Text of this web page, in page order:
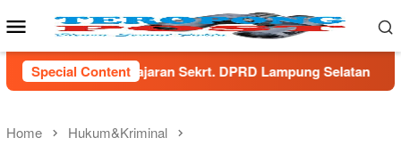
to
Mobile
Menu
Special Content
DPRD Lampung Selatan Menaker Yassierli
Home Hukum&Kriminal